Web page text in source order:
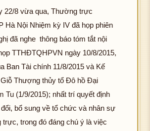
22/8 vừa qua, Thường trực
Hà Nội Nhiệm kỳ IV đã họp phiên
đã nghe thông báo tóm tắt nội
TTHĐTQHPVN ngày 10/8/2015,
Ban Tài chính 11/8/2015 và Kế
Thượng thủy tổ Đô hồ Đại
Tu (1/9/2015); nhất trí quyết định
bổ sung về tổ chức và nhân sự
trong đó đáng chú ý là việc